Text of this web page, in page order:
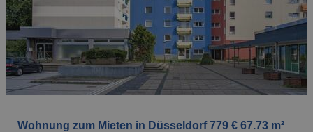
1 / 1
Wohnung zum Mieten in Düsseldorf 779 € 67.73 m²